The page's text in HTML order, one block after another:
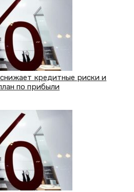
кредитные риски и
по прибыли